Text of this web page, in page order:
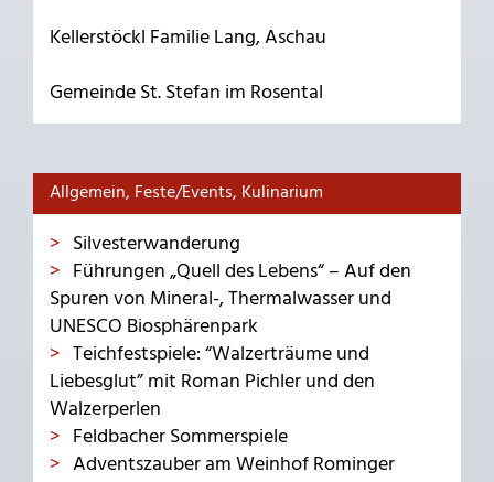
Kellerstöckl Familie Lang, Aschau
Gemeinde St. Stefan im Rosental
Allgemein, Feste/Events, Kulinarium
Silvesterwanderung
Führungen „Quell des Lebens“ – Auf den
Spuren von Mineral-, Thermalwasser und
UNESCO Biosphärenpark
Teichfestspiele: “Walzerträume und
Liebesglut” mit Roman Pichler und den
Walzerperlen
Feldbacher Sommerspiele
Adventszauber am Weinhof Rominger